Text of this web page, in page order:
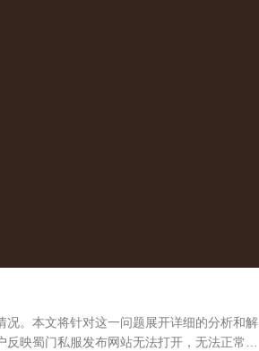
。本文将针对这一问题展开详细的分析和解
映蜀门私服发布网站无法打开，无法正常访